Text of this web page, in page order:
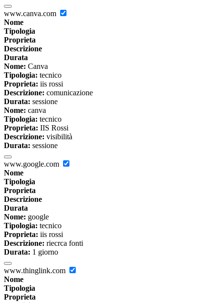
www.canva.com
Nome
Tipologia
Proprieta
Descrizione
Durata
Nome: Canva
Tipologia: tecnico
Proprieta: iis rossi
Descrizione: comunicazione
Durata: sessione
Nome: canva
Tipologia: tecnico
Proprieta: IIS Rossi
Descrizione: visibilità
Durata: sessione
www.google.com
Nome
Tipologia
Proprieta
Descrizione
Durata
Nome: google
Tipologia: tecnico
Proprieta: iis rossi
Descrizione: riecrca fonti
Durata: 1 giorno
www.thinglink.com
Nome
Tipologia
Proprieta